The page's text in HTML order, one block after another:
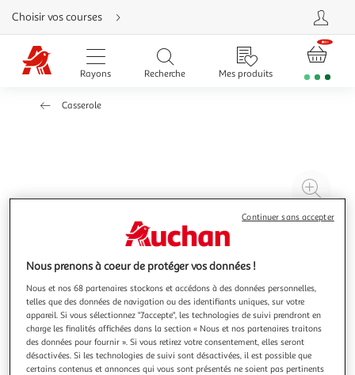
Aller
directement
au
contenu
Aller
directement
Aller
rubrique
Choisir vos courses
Rayons Recherche Mes produits
Casserole
à
Nous prenons à coeur de protéger vos données !
Nous et nos 68 partenaires stockons et accédons à des données personnelles,
telles que des données de navigation ou des identifiants uniques, sur votre
appareil. Si vous sélectionnez "J'accepte", les technologies de suivi prendront en
charge les finalités affichées dans la section « Nous et nos partenaires traitons
des données pour fournir ». Si vous retirez votre consentement, elles seront
désactivées. Si les technologies de suivi sont désactivées, il est possible que
certains contenus et annonces qui vous sont présentés ne soient pas pertinents
Continuer sans accepter